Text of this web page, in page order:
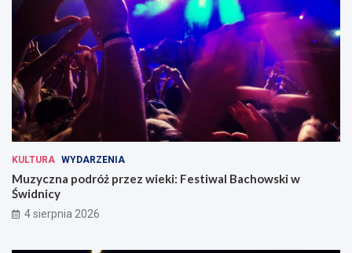
KULTURA WYDARZENIA
Muzyczna podróż przez wieki: Festiwal Bachowski w
Świdnicy
4 sierpnia 2026